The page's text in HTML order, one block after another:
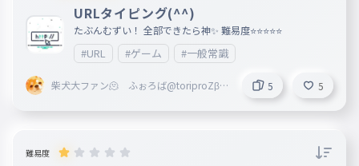
URLタイピング(^^)
たぶんむずい！ 全部できたら神✨ 難易度⭐⭐⭐⭐⭐
#URL #ゲーム #一般常識
柴犬大ファン🫠 ふぉろば@toriproZβ本
5 5
難易度